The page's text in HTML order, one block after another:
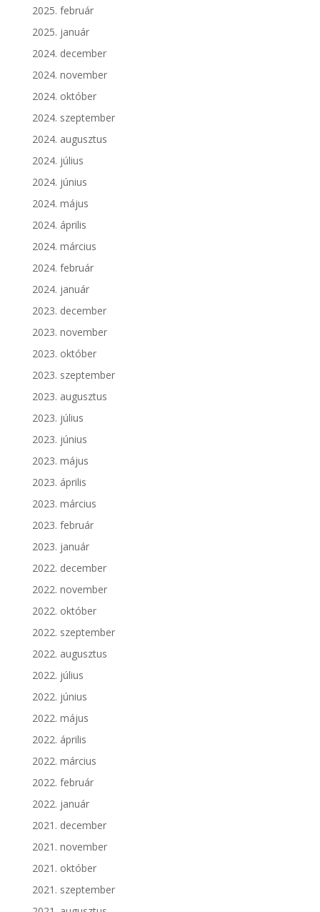
2025. február
2025. január
2024. december
2024. november
2024. október
2024. szeptember
2024. augusztus
2024. július
2024. június
2024. május
2024. április
2024. március
2024. február
2024. január
2023. december
2023. november
2023. október
2023. szeptember
2023. augusztus
2023. július
2023. június
2023. május
2023. április
2023. március
2023. február
2023. január
2022. december
2022. november
2022. október
2022. szeptember
2022. augusztus
2022. július
2022. június
2022. május
2022. április
2022. március
2022. február
2022. január
2021. december
2021. november
2021. október
2021. szeptember